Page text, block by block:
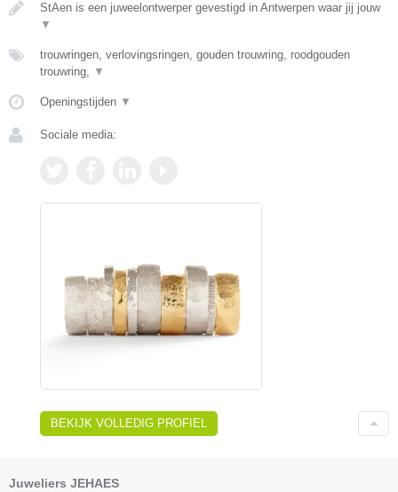
StAen is een juweelontwerper gevestigd in Antwerpen waar jij jouw
▼
trouwringen, verlovingsringen, gouden trouwring, roodgouden
trouwring, ▼
Openingstijden ▼
Sociale media:
BEKIJK VOLLEDIG PROFIEL
Juweliers JEHAES